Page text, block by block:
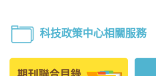
科技政策中心相關服務